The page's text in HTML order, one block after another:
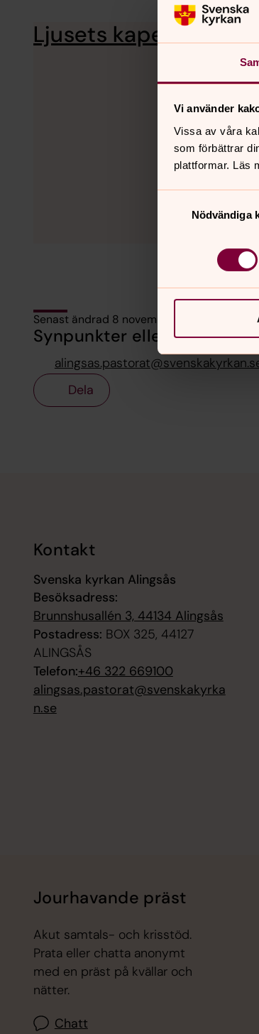
Vi använder
Vissa av våra
som förbättrar
plattformar. Läs
Nödvändiga
Ljusets kapell Ljusets
Senast ändrad 8 november 2024
Synpunkter eller frågor på
Dela
Kontakt
Svenska kyrkan Alingsås
Besöksadress:
Brunnshusallén 3, 44134 Alingsås
Postadress: BOX 325, 44127
ALINGSÅS
Telefon:+46 322 669100
alingsas.pastorat@svenskakyrka
n.se
Jourhavande präst
Akut samtals- och krisstöd.
Prata eller chatta anonymt
med en präst på kvällar och
nätter.
Chatt